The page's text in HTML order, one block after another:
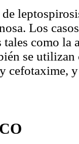
Los
tales como
se utilizan
cefotaxime,